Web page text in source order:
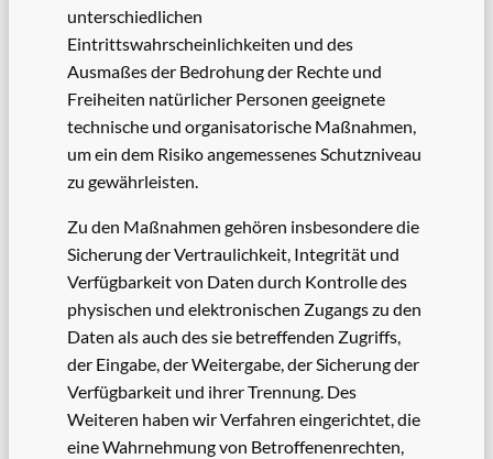
unterschiedlichen
Eintrittswahrscheinlichkeiten und des
Ausmaßes der Bedrohung der Rechte und
Freiheiten natürlicher Personen geeignete
technische und organisatorische Maßnahmen,
um ein dem Risiko angemessenes Schutzniveau
zu gewährleisten.
Zu den Maßnahmen gehören insbesondere die
Sicherung der Vertraulichkeit, Integrität und
Verfügbarkeit von Daten durch Kontrolle des
physischen und elektronischen Zugangs zu den
Daten als auch des sie betreffenden Zugriffs,
der Eingabe, der Weitergabe, der Sicherung der
Verfügbarkeit und ihrer Trennung. Des
Weiteren haben wir Verfahren eingerichtet, die
eine Wahrnehmung von Betroffenenrechten,